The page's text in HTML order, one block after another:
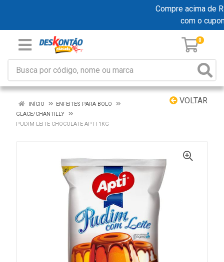
Compre acima de
com o
0
VOLTAR
INÍCIO
ENFEITES PARA BOLO
GLACE/CHANTILLY
PUDIM LEITE CHOCOLATE APTI 1KG